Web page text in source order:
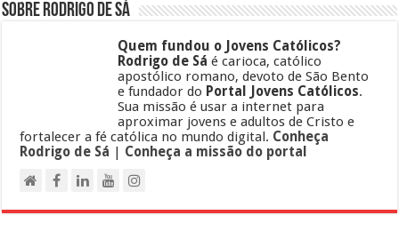
Sobre Rodrigo de Sá
Quem fundou o Jovens Católicos?
Rodrigo de Sá é carioca, católico
apostólico romano, devoto de São Bento
e fundador do Portal Jovens Católicos.
Sua missão é usar a internet para
aproximar jovens e adultos de Cristo e
fortalecer a fé católica no mundo digital. Conheça
Rodrigo de Sá
Conheça a missão do portal